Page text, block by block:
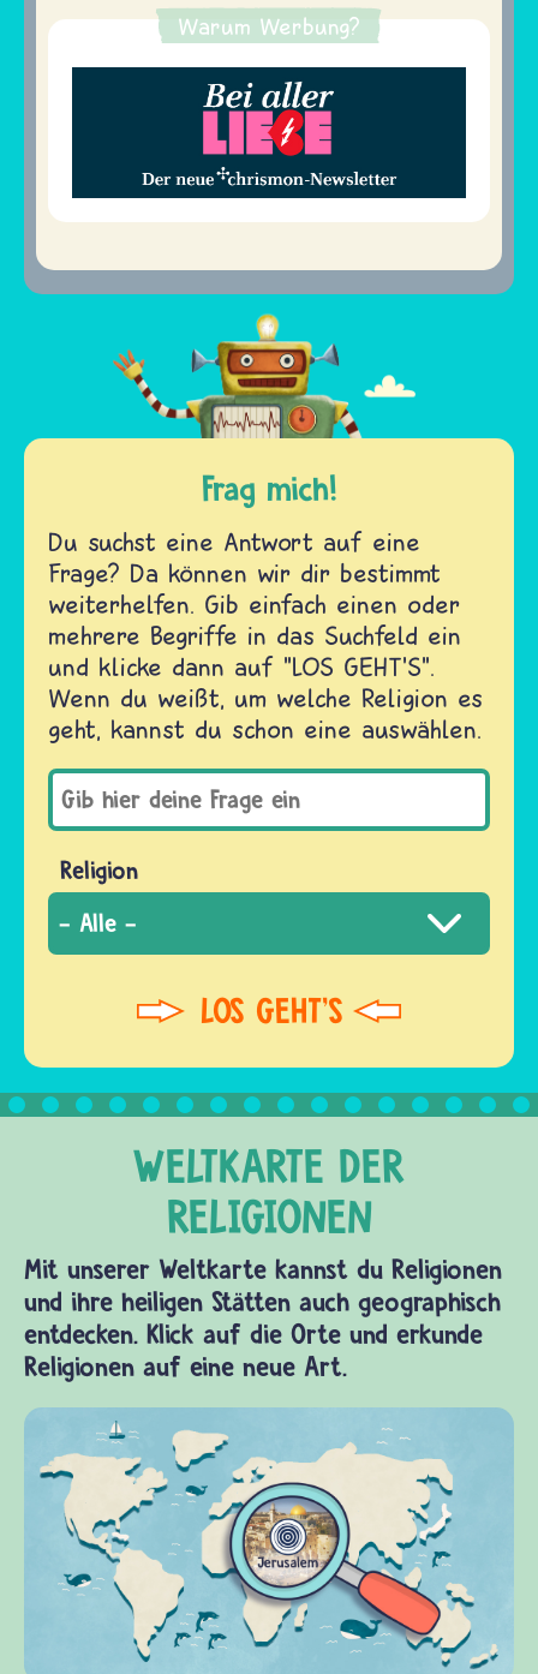
Warum Werbung?
Frag mich!
Du suchst eine Antwort auf eine
Frage? Da können wir dir bestimmt
weiterhelfen. Gib einfach einen oder
mehrere Begriffe in das Suchfeld ein
und klicke dann auf "LOS GEHT'S".
Wenn du weißt, um welche Religion es
geht, kannst du schon eine auswählen.
Religion
Mit unserer Weltkarte kannst du Religionen
und ihre heiligen Stätten auch geographisch
entdecken. Klick auf die Orte und erkunde
Religionen auf eine neue Art.